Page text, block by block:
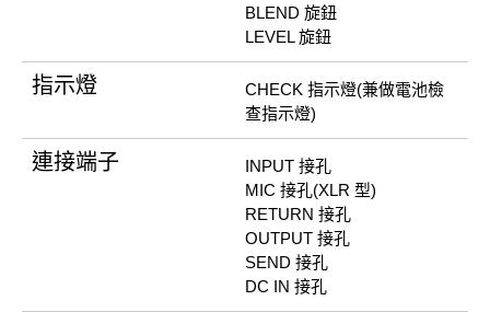
BLEND 旋鈕
LEVEL 旋鈕
指示燈
CHECK 指示燈(兼做電池檢
查指示燈)
連接端子
INPUT 接孔
MIC 接孔(XLR 型)
RETURN 接孔
OUTPUT 接孔
SEND 接孔
DC IN 接孔